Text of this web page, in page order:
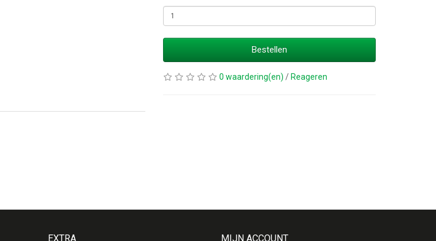
Bestellen
0 waardering(en) / Reageren
EXTRA MIJN ACCOUNT